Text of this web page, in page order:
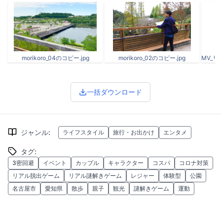
morikoro_04のコピー.jpg morikoro_02のコピー.jpg
一括ダウンロード
ジャンル: ライフスタイル 旅行・お出かけ エンタメ
タグ:
3密回避 イベント カップル キャラクター コスパ
コロナ対策
リアル脱出ゲーム
リアル謎解きゲーム レジャー 体験型
公園
名古屋市
愛知県 散歩 親子 観光 謎解きゲーム 運動